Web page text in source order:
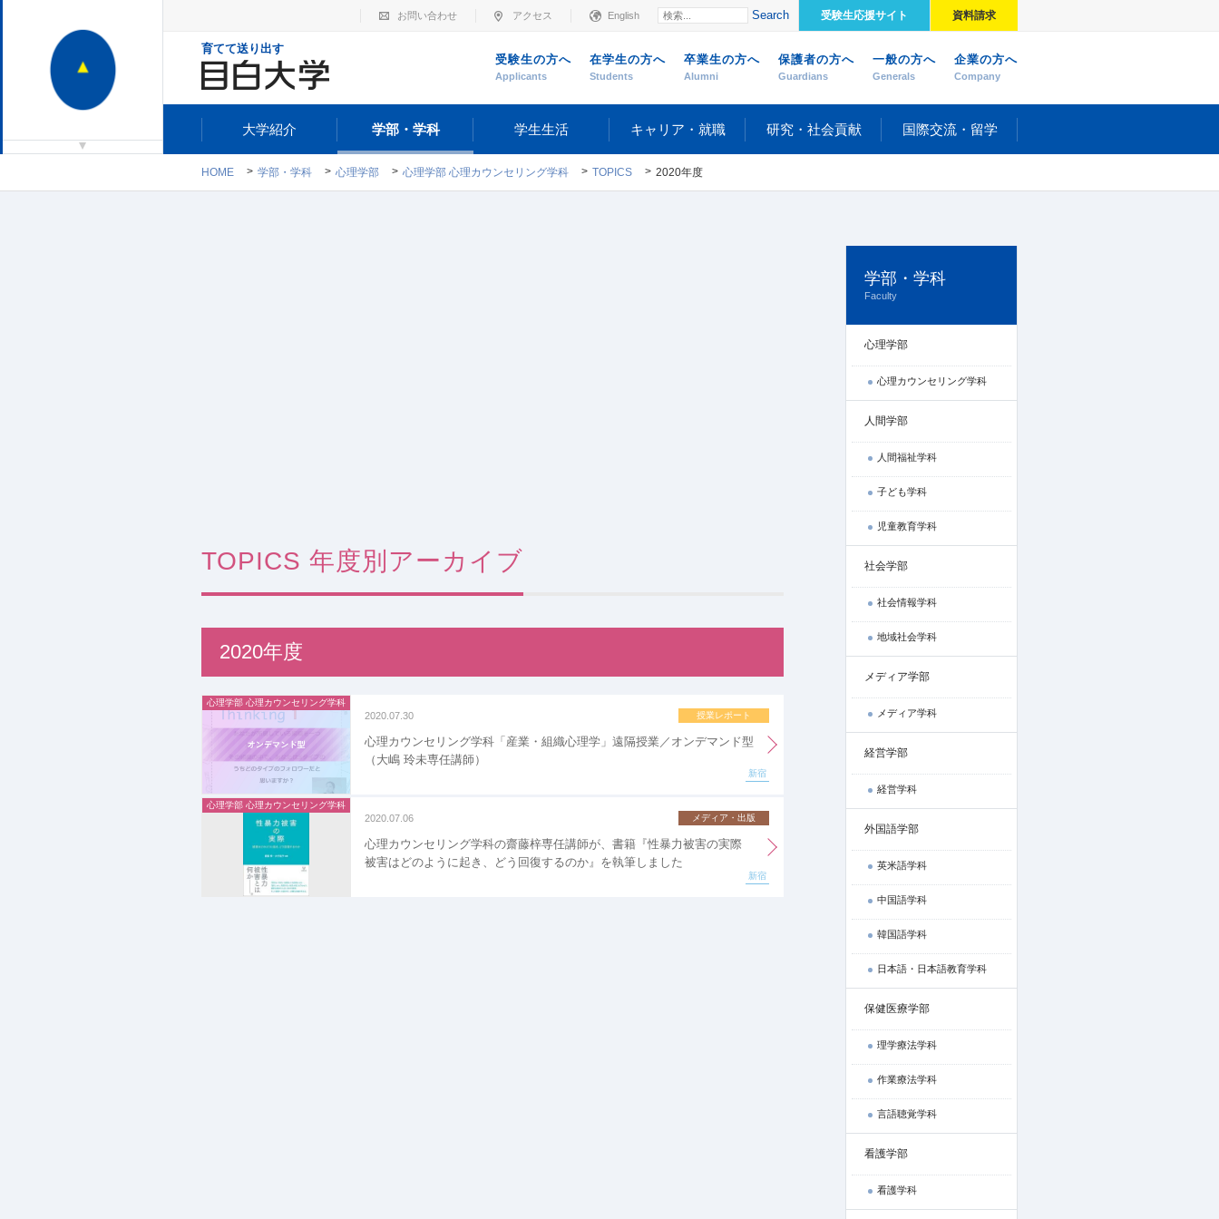
育てて送り出す
お問い合わせ アクセス English Search 受験生応援サイト 資料請求
受験生の方へ
Applicants
在学生の方へ
Students
卒業生の方へ
Alumni
保護者の方へ
Guardians
一般の方へ
Generals
企業の方へ
Company
大学紹介 学部・学科 学生生活 キャリア・就職 研究・社会貢献 国際交流・留学
HOME 学部・学科 心理学部 心理学部 心理カウンセリング学科 TOPICS 2020年度
TOPICS 年度別アーカイブ
2020年度
2020.07.30 授業レポート
心理カウンセリング学科「産業・組織心理学」遠隔授業／オンデマンド型
（大嶋 玲未専任講師）
新宿
心理学部 心理カウンセリング学科
2020.07.06 メディア・出版
心理カウンセリング学科の齋藤梓専任講師が、書籍『性暴力被害の実際
被害はどのように起き、どう回復するのか』を執筆しました
新宿
心理学部 心理カウンセリング学科
学部・学科
Faculty
心理学部
心理カウンセリング学科
人間学部
人間福祉学科
子ども学科
児童教育学科
社会学部
社会情報学科
地域社会学科
メディア学部
メディア学科
経営学部
経営学科
外国語学部
英米語学科
中国語学科
韓国語学科
日本語・日本語教育学科
保健医療学部
理学療法学科
作業療法学科
言語聴覚学科
看護学部
看護学科